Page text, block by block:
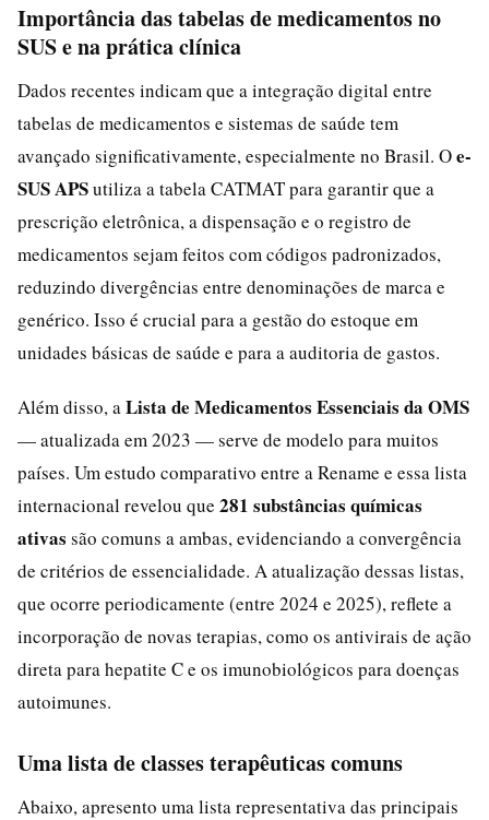
Importância das tabelas de medicamentos no
SUS e na prática clínica
Dados recentes indicam que a integração digital entre
tabelas de medicamentos e sistemas de saúde tem
avançado significativamente, especialmente no Brasil. Oe-
SUS APSutiliza a tabela CATMAT para garantir que a
prescrição eletrônica, a dispensação e o registro de
medicamentos sejam feitos com códigos padronizados,
reduzindo divergências entre denominações de marca e
genérico. Isso é crucial para a gestão do estoque em
unidades básicas de saúde e para a auditoria de gastos.
Além disso, a Lista de Medicamentos Essenciais da OMS
— atualizada em 2023 — serve de modelo para muitos
países. Um estudo comparativo entre a Rename e essa lista
internacional revelou que 281 substâncias químicas
ativas são comuns a ambas, evidenciando a convergência
de critérios de essencialidade. A atualização dessas listas,
que ocorre periodicamente (entre 2024 e 2025), reflete a
incorporação de novas terapias, como os antivirais de ação
direta para hepatite C e os imunobiológicos para doenças
autoimunes.
Uma lista de classes terapêuticas comuns
Abaixo, apresento uma lista representativa das principais